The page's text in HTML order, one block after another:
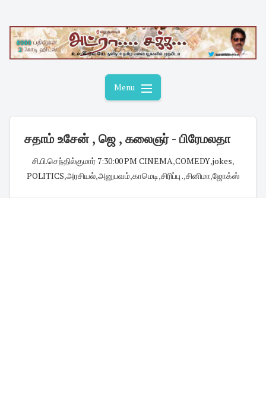
content
Menu
சதாம் உசேன் , ஜெ , கலைஞர் - பிரேமலதா
சி.பி.செந்தில்குமார்· 7:30:00 PM CINEMA,COMEDY,jokes,
POLITICS,அரசியல்,அனுபவம்,காமெடி,சிரிப்பு .,சினிமா,ஜோக்ஸ்